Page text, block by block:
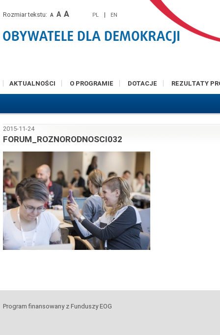
Rozmiar tekstu: A A A PL | EN
AKTUALNOŚCI O PROGRAMIE DOTACJE REZULTATY
2015-11-24
FORUM_ROZNORODNOSCI032
Program finansowany z Funduszy EOG